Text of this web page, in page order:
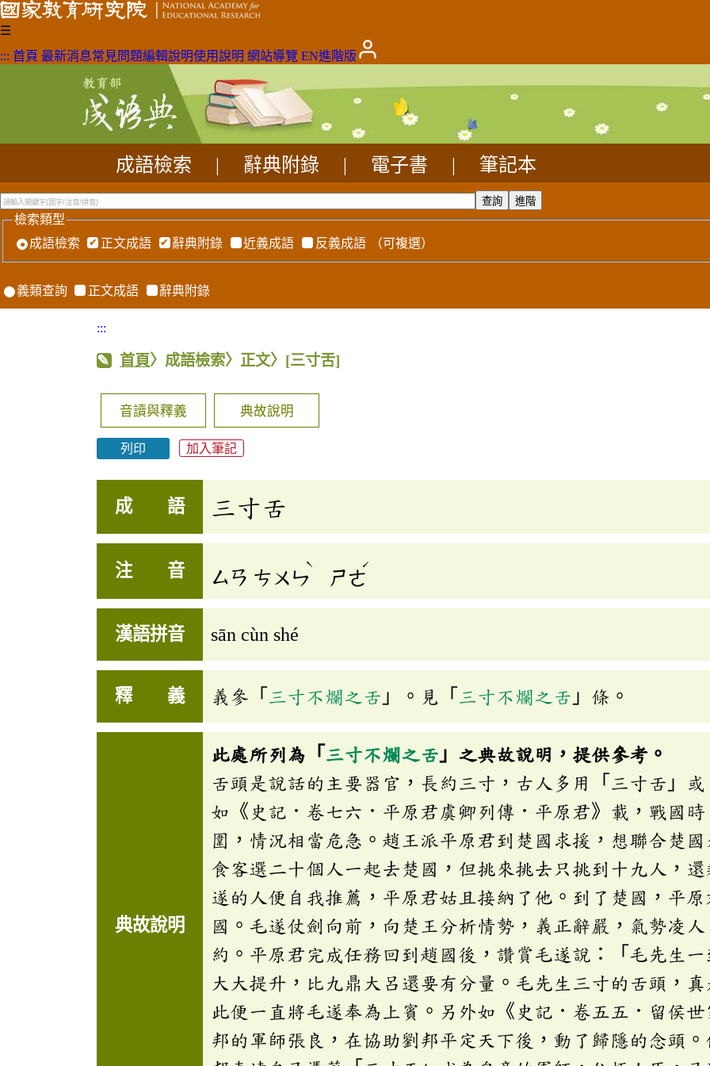
☰
::: 首頁 最新消息常見問題編輯說明使用說明 網站導覽 EN進階版
成語檢索 辭典附錄 電子書 筆記本
檢索類型
成語檢索
正文成語 辭典附錄 近義成語 反義成語 （可複選）
義類查詢 正文成語 辭典附錄
:::
首頁〉成語檢索〉正文〉 [三寸舌]
音讀與釋義 典故說明
列印 加入筆記
成 語 三寸舌
注 音 ㄙㄢ ㄘㄨㄣ
ˋ
ㄕㄜ
ˊ
漢語拼音 sān cùn shé
釋 義 義參「 三寸不爛之舌 」。見「 三寸不爛之舌 」條。
典故說明
此處所列為「 三寸不爛之舌 」之典故說明，提供參考。
舌頭是說話的主要器官，長約三寸，古人多用「三寸舌」
如《史記．卷七六．平原君虞卿列傳．平原君》載，戰國
圍，情況相當危急。趙王派平原君到楚國求援，想聯合楚
食客選二十個人一起去楚國，但挑來挑去只挑到十九人，
遂的人便自我推薦，平原君姑且接納了他。到了楚國，平
國。毛遂仗劍向前，向楚王分析情勢，義正辭嚴，氣勢凌
約。平原君完成任務回到趙國後，讚賞毛遂說：「毛先生
大大提升，比九鼎大呂還要有分量。毛先生三寸的舌頭，
此便一直將毛遂奉為上賓。另外如《史記．卷五五．留侯
邦的軍師張良，在協助劉邦平定天下後，動了歸隱的念頭